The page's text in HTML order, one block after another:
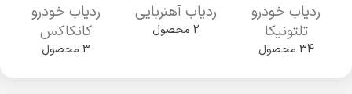
ردیاب خودرو
تلتونیکا
34 محصول
ردیاب آهنربایی
2 محصول
ردیاب خودرو
کانکاکس
3 محصول